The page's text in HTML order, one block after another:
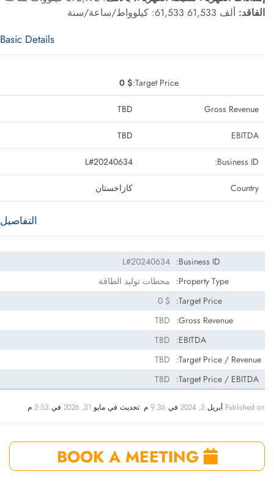
الفاقد: ألف 61,533 61,533: كيلوواط/ساعة/سنة
Basic Details
Target Price:
$ 0
Gross Revenue
TBD
EBITDA
TBD
Business ID:
L#20240634
Country كازاخستان
التفاصيل
Business ID:
L#20240634
Property Type:
محطات توليد الطاقة
Target Price:
$ 0
Gross Revenue:
TBD
EBITDA:
TBD
Target Price / Revenue:
TBD
Target Price / EBITDA:
TBD
Published on أبريل 3, 2024 في 9:36 م. تحديث في مايو 31, 2026 في 2:53 م
BOOK A MEETING